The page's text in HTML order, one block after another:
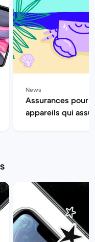
News
Assurances pour
appareils qui